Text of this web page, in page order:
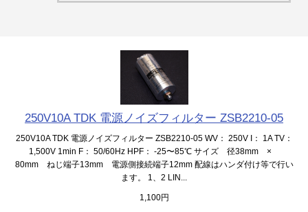
250V10A TDK 電源ノイズフィルター ZSB2210-05
250V10A TDK 電源ノイズフィルター ZSB2210-05 WV： 250V I： 1A TV：
1,500V 1min F： 50/60Hz HPF： -25〜85℃ サイズ 径38mm ×
80mm ねじ端子13mm 電源側接続端子12mm 配線はハンダ付け等で行い
ます。 1、2 LIN...
1,100円